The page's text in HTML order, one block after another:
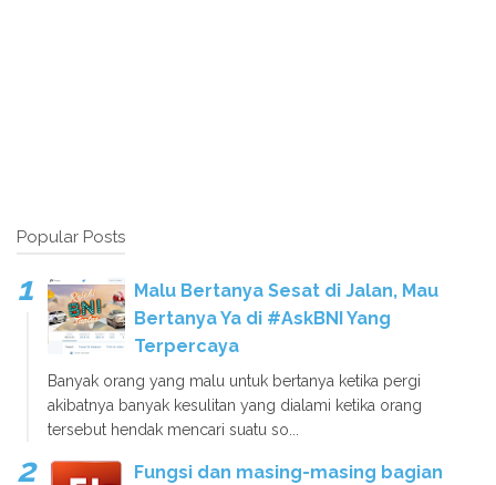
Popular Posts
Malu Bertanya Sesat di Jalan, Mau
Bertanya Ya di #AskBNI Yang
Terpercaya
Banyak orang yang malu untuk bertanya ketika pergi
akibatnya banyak kesulitan yang dialami ketika orang
tersebut hendak mencari suatu so...
Fungsi dan masing-masing bagian